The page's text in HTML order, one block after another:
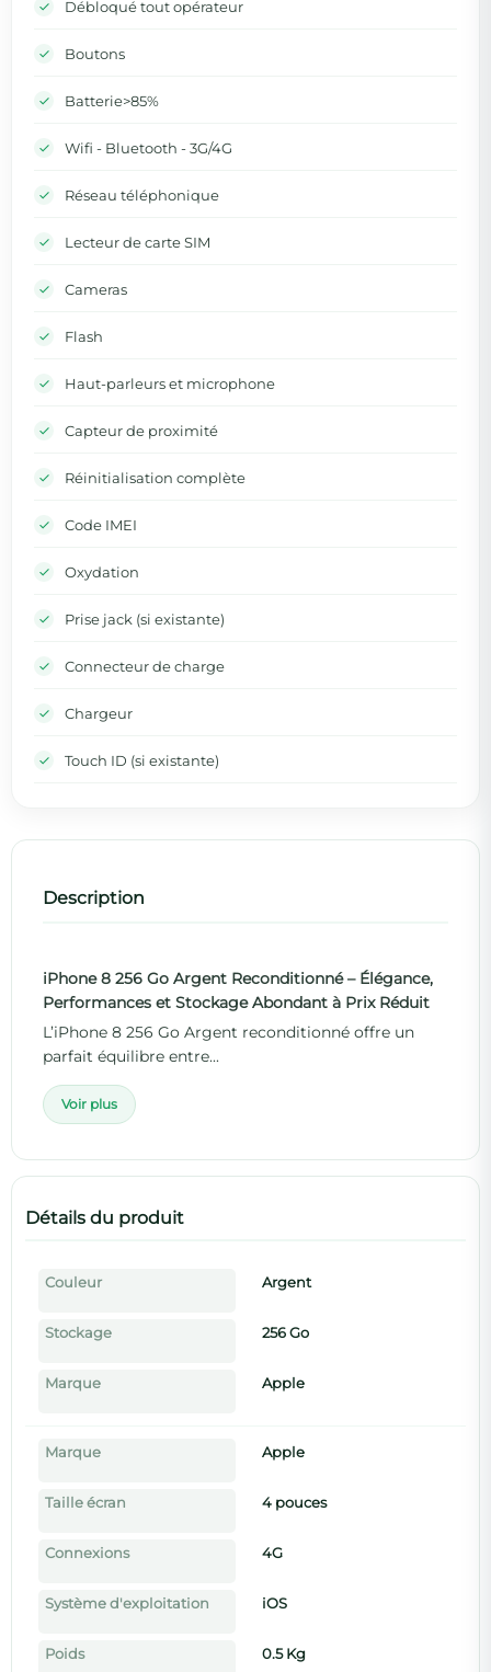
Débloqué tout opérateur
Boutons
Batterie>85%
Wifi - Bluetooth - 3G/4G
Réseau téléphonique
Lecteur de carte SIM
Cameras
Flash
Haut-parleurs et microphone
Capteur de proximité
Réinitialisation complète
Code IMEI
Oxydation
Prise jack (si existante)
Connecteur de charge
Chargeur
Touch ID (si existante)
Description
iPhone 8 256 Go Argent Reconditionné – Élégance,
Performances et Stockage Abondant à Prix Réduit
L’iPhone 8 256 Go Argent reconditionné offre un
parfait équilibre entre...
Voir plus
Détails du produit
Couleur Argent
Stockage 256 Go
Marque Apple
Marque Apple
Taille écran 4 pouces
Connexions 4G
Système d'exploitation iOS
Poids 0.5 Kg